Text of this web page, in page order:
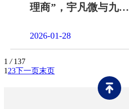
理商”，宇凡微与九齐
2026-01-28
1 / 137
1 23下一页末页